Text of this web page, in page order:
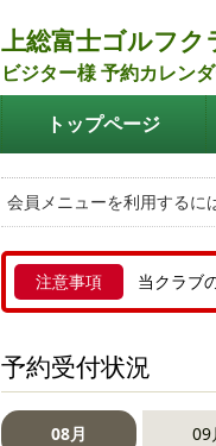
上総富士ゴルフク
ビジター様 予約カレン
トップページ
会員メニューを利用するに
注意事項 当クラブ
予約受付状況
08月 09